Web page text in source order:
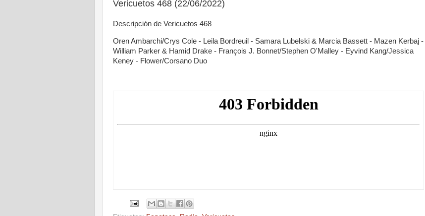
Vericuetos 468 (22/06/2022)
Descripción de Vericuetos 468
Oren Ambarchi/Crys Cole - Leila Bordreuil - Samara Lubelski & Marcia Bassett - Mazen Kerbaj -
William Parker & Hamid Drake - François J. Bonnet/Stephen O'Malley - Eyvind Kang/Jessica
Keney - Flower/Corsano Duo